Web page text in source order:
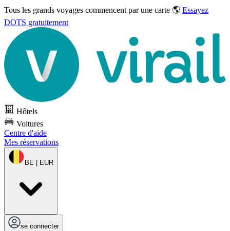
Tous les grands voyages commencent par une carte 🌎 Essayez
DOTS gratuitement
Hôtels
Voitures
Centre d'aide
Mes réservations
BE | EUR
se connecter